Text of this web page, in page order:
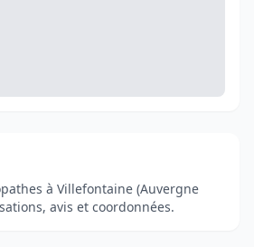
à Villefontaine (Auvergne
avis et coordonnées.